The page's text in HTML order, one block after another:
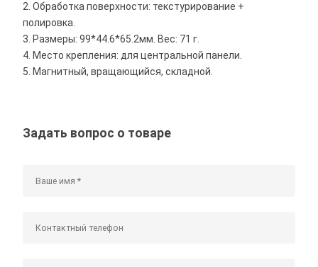
2. Обработка поверхности: текстурирование +
полировка.
3. Размеры: 99*44.6*65.2мм. Вес: 71 г.
4. Место крепления: для центральной панели.
5. Магнитный, вращающийся, складной.
Задать вопрос о товаре